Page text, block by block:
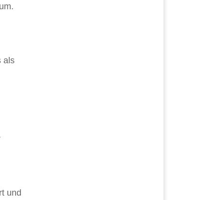
als
und